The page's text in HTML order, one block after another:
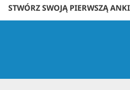
STWÓRZ SWOJĄ PIERWSZĄ